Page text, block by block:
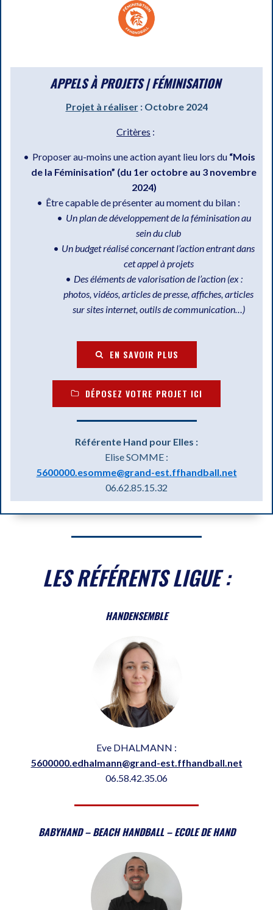
APPELS À PROJETS | FÉMINISATION
Projet à réaliser: Octobre 2024
Critères :
Proposer au-moins une action ayant lieu lors du “Mois
de la Féminisation” (du 1er octobre au 3 novembre
2024)
Être capable de présenter au moment du bilan :
Un plan de développement de la féminisation au
sein du club
Un budget réalisé concernant l’action entrant dans
cet appel à projets
Des éléments de valorisation de l’action (ex :
photos, vidéos, articles de presse, affiches, articles
sur sites internet, outils de communication…)
EN SAVOIR PLUS
DÉPOSEZ VOTRE PROJET ICI
Référente Hand pour Elles :
Elise SOMME :
5600000.esomme@grand-est.ffhandball.net
06.62.85.15.32
LES RÉFÉRENTS LIGUE :
HANDENSEMBLE
Eve DHALMANN :
5600000.edhalmann@grand-est.ffhandball.net
06.58.42.35.06
BABYHAND – BEACH HANDBALL – ECOLE DE HAND